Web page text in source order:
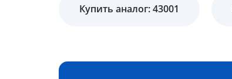
Купить аналог: 43001